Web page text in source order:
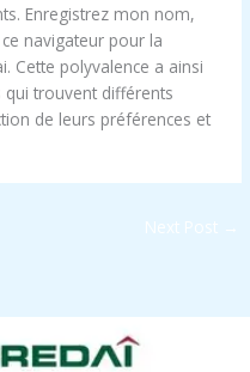
Enregistrez mon nom,
navigateur pour la
Cette polyvalence a ainsi
qui trouvent différents
de leurs préférences et
Next Post →